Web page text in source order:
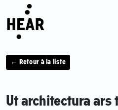
← Retour à la liste
Ut architectura ars